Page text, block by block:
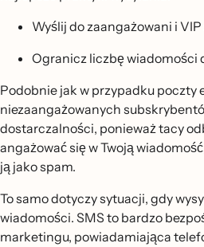
Wyślij do zaangażowani i
Ogranicz liczbę wiadomości
Podobnie jak w przypadku poczty
niezaangażowanych
dostarczalności, ponieważ tacy
angażować się w Twoją
ją jako spam.
To samo dotyczy sytuacji, gdy
wiadomości. SMS to bardzo
marketingu, powiadamiająca